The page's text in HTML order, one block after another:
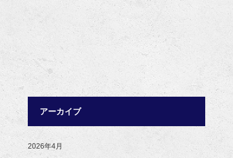
アーカイブ
2026年4月